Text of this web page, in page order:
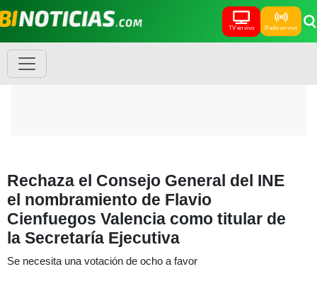
TV en vivo Radio en vivo
Rechaza el Consejo General del INE
el nombramiento de Flavio
Cienfuegos Valencia como titular de
la Secretaría Ejecutiva
Se necesita una votación de ocho a favor